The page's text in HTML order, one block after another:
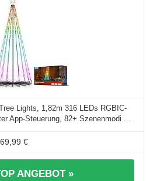
Lights, 1,82m 316 LEDs RGBIC-
App-Steuerung, 82+ Szenenmodi ...
€
ANGEBOT »